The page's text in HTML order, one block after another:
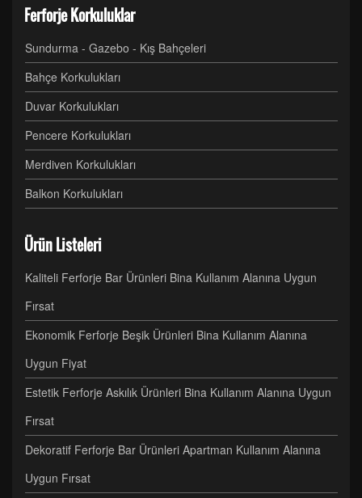
Ferforje Korkuluklar
Sundurma - Gazebo - Kış Bahçeleri
Bahçe Korkulukları
Duvar Korkulukları
Pencere Korkulukları
Merdiven Korkulukları
Balkon Korkulukları
Ürün Listeleri
Kaliteli Ferforje Bar Ürünleri Bina Kullanım Alanına Uygun
Fırsat
Ekonomik Ferforje Beşik Ürünleri Bina Kullanım Alanına
Uygun Fiyat
Estetik Ferforje Askılık Ürünleri Bina Kullanım Alanına Uygun
Fırsat
Dekoratif Ferforje Bar Ürünleri Apartman Kullanım Alanına
Uygun Fırsat